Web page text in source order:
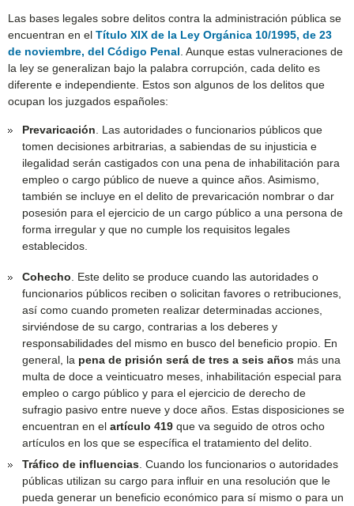
Las bases legales sobre delitos contra la administración pública se
encuentran en elTítulo XIX de la Ley Orgánica 10/1995, de 23
de noviembre, del Código Penal . Aunque estas vulneraciones de
la ley se generalizan bajo la palabra corrupción, cada delito es
diferente e independiente. Estos son algunos de los delitos que
ocupan los juzgados españoles:
Prevaricación . Las autoridades o funcionarios públicos que
tomen decisiones arbitrarias, a sabiendas de su injusticia e
ilegalidad serán castigados con una pena de inhabilitación para
empleo o cargo público de nueve a quince años. Asimismo,
también se incluye en el delito de prevaricación nombrar o dar
posesión para el ejercicio de un cargo público a una persona de
forma irregular y que no cumple los requisitos legales
establecidos.
Cohecho . Este delito se produce cuando las autoridades o
funcionarios públicos reciben o solicitan favores o retribuciones,
así como cuando prometen realizar determinadas acciones,
sirviéndose de su cargo, contrarias a los deberes y
responsabilidades del mismo en busco del beneficio propio. En
general, la pena de prisión será de tres a seis años más una
multa de doce a veinticuatro meses, inhabilitación especial para
empleo o cargo público y para el ejercicio de derecho de
sufragio pasivo entre nueve y doce años. Estas disposiciones se
encuentran en elartículo 419 que va seguido de otros ocho
artículos en los que se específica el tratamiento del delito.
Tráfico de influencias . Cuando los funcionarios o autoridades
públicas utilizan su cargo para influir en una resolución que le
pueda generar un beneficio económico para sí mismo o para un